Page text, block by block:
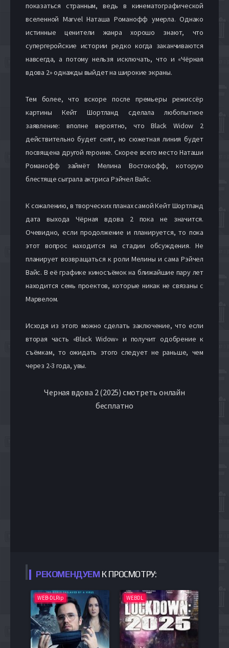
показаться странным, ведь в кинематографической
вселенной Marvel Наташа Романофф умерла. Однако
истинные ценители жанра хорошо знают, что
супергеройские истории редко когда заканчиваются
навсегда, а потому нельзя исключать, что и «Чёрная
вдова 2» однажды выйдет на широкие экраны.
Тем более, что вскоре после премьеры режиссёр
картины Кейт Шортланд сделала любопытное
заявление: вполне вероятно, что Black Widow 2
действительно будет снят, но сюжетная линия будет
посвящена другой героине. Скорее всего место Наташи
Романофф займёт Мелина Востокофф, которую
блестяще сыграла актриса Рэйчел Вайс.
К сожалению, в творческих планах самой Кейт Шортланд
дата выхода Чёрная вдова 2 пока не значится.
Очевидно, если продолжение и планируется, то пока
этот вопрос находится на стадии обсуждения. Не
планирует возвращаться к роли Мелины и сама Рэйчел
Вайс. В её графике киносъёмок на ближайшие пару лет
находится семь проектов, которые никак не связаны с
Марвелом.
Исходя из этого можно сделать заключение, что если
вторая часть «Black Widow» и получит одобрение к
съёмкам, то ожидать этого следует не раньше, чем
через 2-3 года, увы.
Черная вдова 2 (2025) смотреть онлайн
бесплатно
РЕКОМЕНДУЕМ К ПРОСМОТРУ:
WEB-DLRip WEBDL